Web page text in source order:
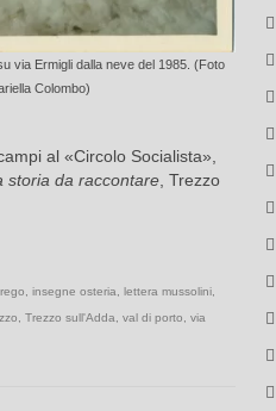
via Ermigli dalla neve del 1985. (Foto
Colombo)
al «Circolo Socialista»,
storia da raccontare, Trezzo
, insegne osteria, lettera mussolini,
, Trezzo sull'Adda, val di porto, via